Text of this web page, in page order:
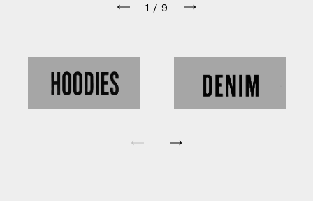
1 / 9